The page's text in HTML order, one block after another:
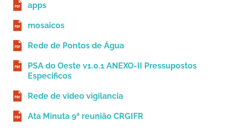
apps
mosaicos
Rede de Pontos de Água
PSA do Oeste v1.0.1 ANEXO-II Pressupostos
Especificos
Rede de video vigilancia
Ata Minuta 9ª reunião CRGIFR